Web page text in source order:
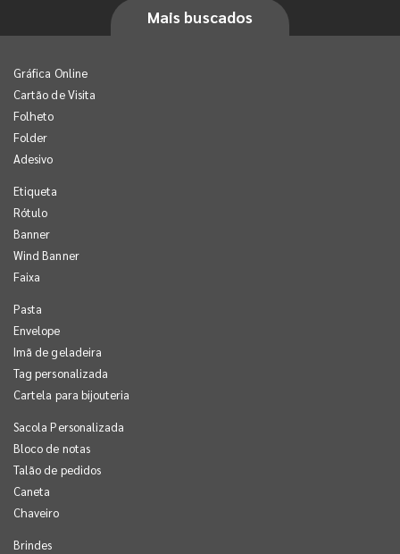
Mais buscados
Gráfica Online
Cartão de Visita
Folheto
Folder
Adesivo
Etiqueta
Rótulo
Banner
Wind Banner
Faixa
Pasta
Envelope
Imã de geladeira
Tag personalizada
Cartela para bijouteria
Sacola Personalizada
Bloco de notas
Talão de pedidos
Caneta
Chaveiro
Brindes